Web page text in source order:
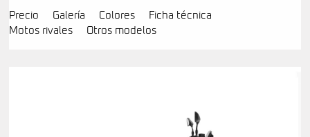
Precio Galería Colores
Ficha técnica
Motos rivales
Otros modelos